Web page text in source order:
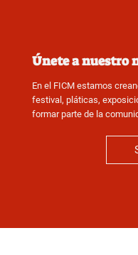
Únete a nuestro
En el FICM estamos
festival, pláticas,
formar parte de la